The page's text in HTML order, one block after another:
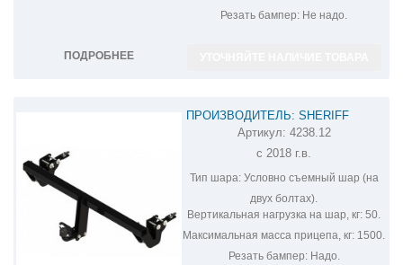
ПОДРОБНЕЕ
Резать бампер: Не надо.
ПРОИЗВОДИТЕЛЬ: SHERIFF
ФАРКОП НА MITSUBISHI OUTLANDER
4238.12
Артикул: 4238.12
с 2018 г.в.
Тип шара:Условно съемный шар (на
двух болтах).
Вертикальная нагрузка на шар, кг: 50.
Максимальная масса прицепа, кг: 1500.
Резать бампер:Надо.